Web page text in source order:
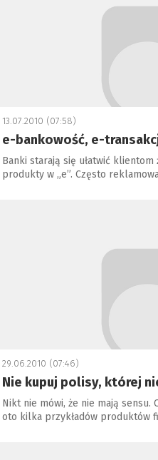
13.07.2010 (07:58)
e-bankowość, e-
Banki starają się ułatwić
produkty w „e”. Często
29.06.2010 (07:46)
Nie kupuj polisy, której
Nikt nie mówi, że nie mają
oto kilka przykładów produktów